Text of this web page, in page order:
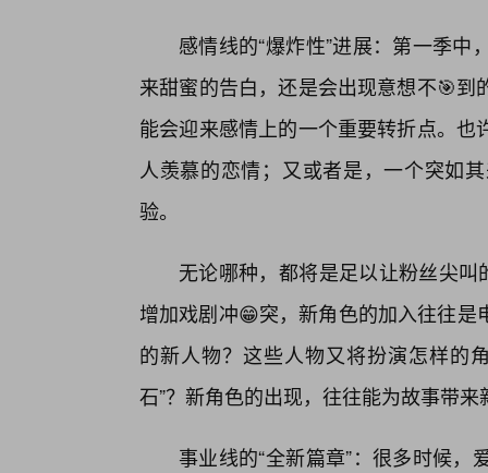
感情线的“爆炸性”进展：第一季
来甜蜜的告白，还是会出现意想不🎯
能会迎来感情上的一个重要转折点。
人羡慕的恋情；又或者是，一个突如
验。
无论哪种，都将是足以让粉丝尖叫
增加戏剧冲😁突，新角色的加入往往
的新人物？这些人物又将扮演怎样的
石”？新角色的出现，往往能为故事带
事业线的“全新篇章”：很多时候